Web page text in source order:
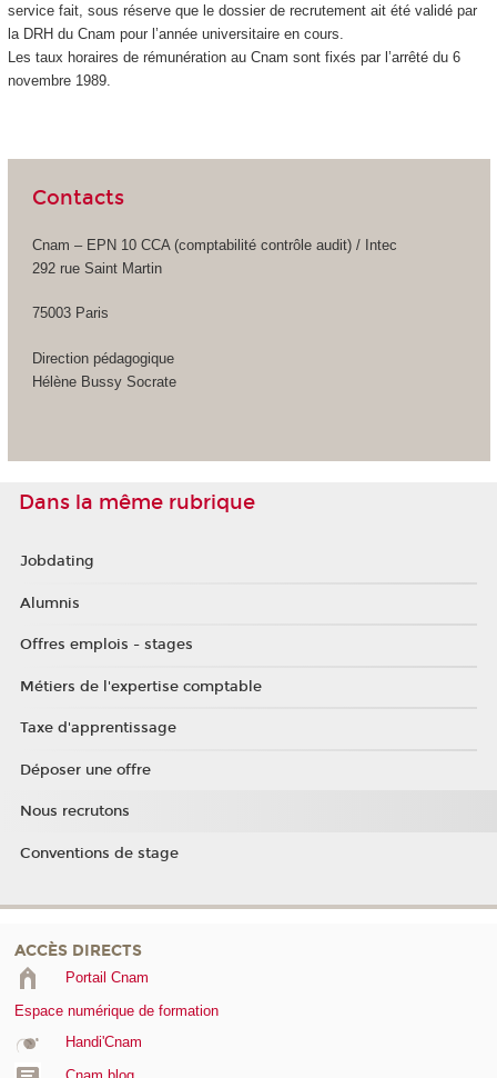
service fait, sous réserve que le dossier de recrutement ait été validé par
la DRH du Cnam pour l’année universitaire en cours.
Les taux horaires de rémunération au Cnam sont fixés par l’arrêté du 6
novembre 1989.
Contacts
Cnam – EPN 10 CCA (comptabilité contrôle audit) / Intec
292 rue Saint Martin
75003 Paris
Direction pédagogique
Hélène Bussy Socrate
Dans la même rubrique
Jobdating
Alumnis
Offres emplois - stages
Métiers de l'expertise comptable
Taxe d'apprentissage
Déposer une offre
Nous recrutons
Conventions de stage
ACCÈS DIRECTS
Portail Cnam
Espace numérique de formation
Handi'Cnam